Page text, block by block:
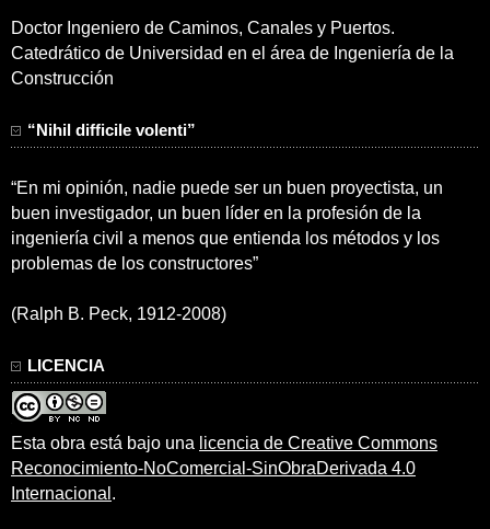
Doctor Ingeniero de Caminos, Canales y Puertos.
Catedrático de Universidad en el área de Ingeniería de la
Construcción
“Nihil difficile volenti”
“En mi opinión, nadie puede ser un buen proyectista, un
buen investigador, un buen líder en la profesión de la
ingeniería civil a menos que entienda los métodos y los
problemas de los constructores”
(Ralph B. Peck, 1912-2008)
LICENCIA
Esta obra está bajo una licencia de Creative Commons
Reconocimiento-NoComercial-SinObraDerivada 4.0
Internacional .